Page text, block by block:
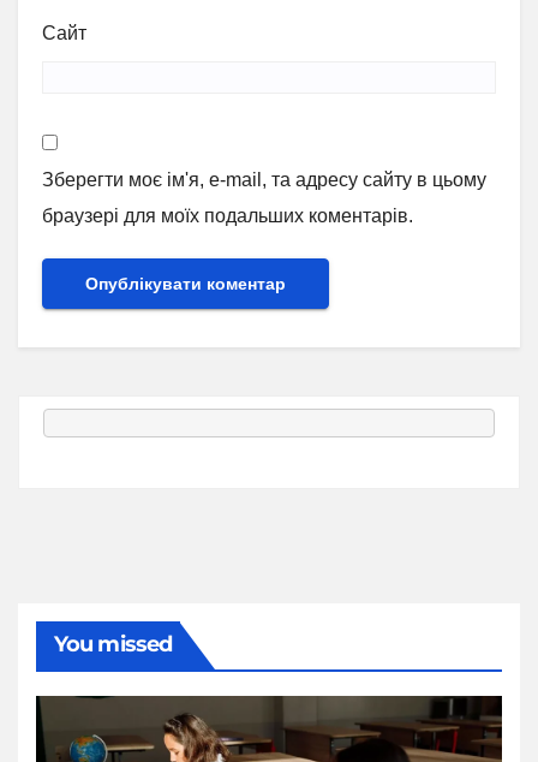
Сайт
Зберегти моє ім'я, e-mail, та адресу сайту в цьому
браузері для моїх подальших коментарів.
You missed